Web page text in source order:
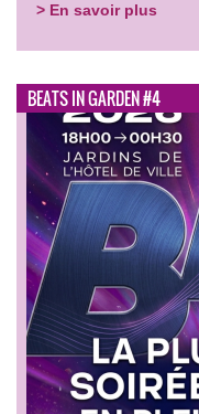
> En savoir plus
BEATS IN GARDEN #4